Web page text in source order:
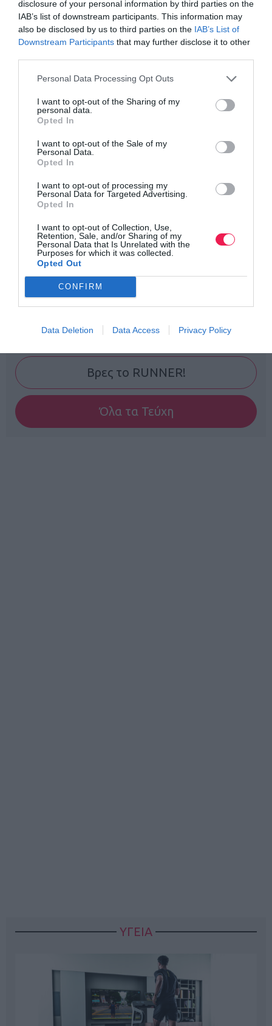
disclosure of your personal information by third parties on the
IAB’s list of downstream participants. This information may
also be disclosed by us to third parties on the IAB’s List of
Downstream Participants that may further disclose it to other
Personal Data Processing Opt Outs
I want to opt-out of the Sharing of my
personal data.
Opted In
I want to opt-out of the Sale of my
Personal Data.
Opted In
I want to opt-out of processing my
Personal Data for Targeted Advertising.
Opted In
I want to opt-out of Collection, Use,
Retention, Sale, and/or Sharing of my
Personal Data that Is Unrelated with the
Purposes for which it was collected.
Opted Out
CONFIRM
Data Deletion Data Access Privacy Policy
Γίνε Συνδρομητής
Βρες το RUNNER!
Όλα τα Τεύχη
ΥΓΕΙΑ